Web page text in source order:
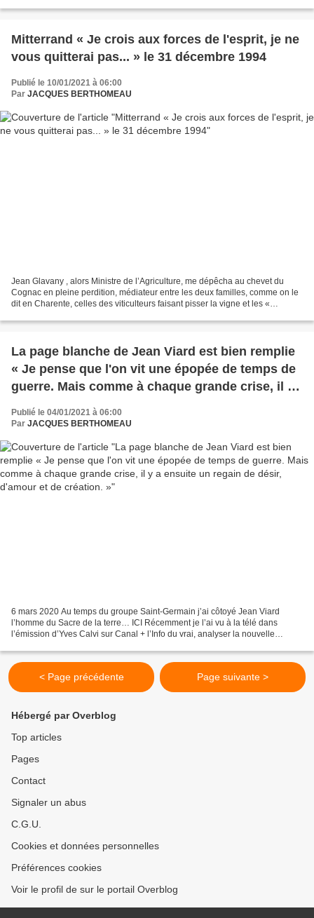
Mitterrand « Je crois aux forces de l'esprit, je ne
vous quitterai pas... » le 31 décembre 1994
Publié le 10/01/2021 à 06:00
Par JACQUES BERTHOMEAU
Jean Glavany , alors Ministre de l’Agriculture, me dépêcha au chevet du
Cognac en pleine perdition, médiateur entre les deux familles, comme on le
dit en Charente, celles des viticulteurs faisant pisser la vigne et les «
La page blanche de Jean Viard est bien remplie
« Je pense que l'on vit une épopée de temps de
guerre. Mais comme à chaque grande crise, il y
a ensuite un regain de désir, d'amour et de
création. »
Publié le 04/01/2021 à 06:00
Par JACQUES BERTHOMEAU
6 mars 2020 Au temps du groupe Saint-Germain j’ai côtoyé Jean Viard
l’homme du Sacre de la terre… ICI Récemment je l’ai vu à la télé dans
l’émission d’Yves Calvi sur Canal + l’Info du vrai, analyser la nouvelle
< Page précédente Page suivante >
Hébergé par Overblog
Top articles
Pages
Contact
Signaler un abus
C.G.U.
Cookies et données personnelles
Préférences cookies
Voir le profil de sur le portail Overblog